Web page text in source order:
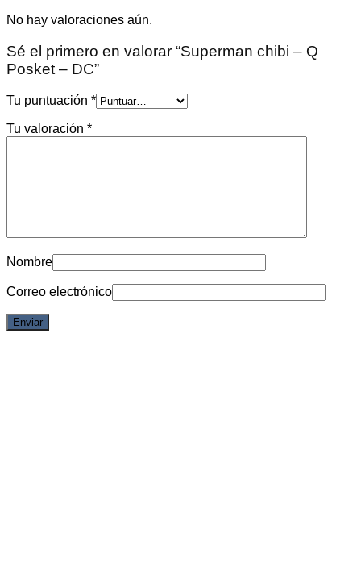
No hay valoraciones aún.
Sé el primero en valorar “Superman chibi – Q
Posket – DC”
Tu puntuación *
Tu valoración *
Nombre
Correo electrónico